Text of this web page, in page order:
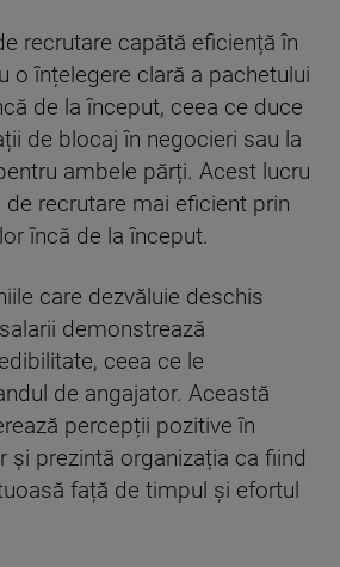
recrutare capătă eficiență în
o înțelegere clară a pachetului
de la început, ceea ce duce
de blocaj în negocieri sau la
ambele părți. Acest lucru
recrutare mai eficient prin
încă de la început.
care dezvăluie deschis
demonstrează
ceea ce le
de angajator. Această
percepții pozitive în
și prezintă organizația ca fiind
față de timpul și efortul